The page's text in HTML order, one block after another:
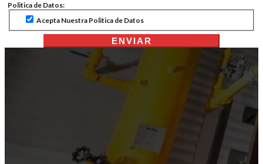
Politica de Datos:
Acepta Nuestra Politica de Datos
ENVIAR